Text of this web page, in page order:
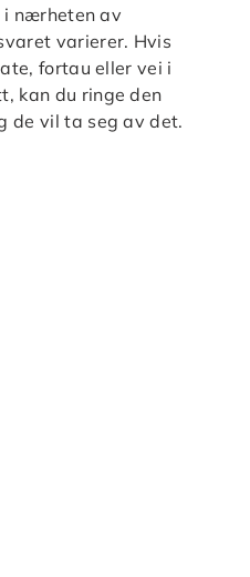
i nærheten av
varierer. Hvis
fortau eller vei i
kan du ringe den
de vil ta seg av det.